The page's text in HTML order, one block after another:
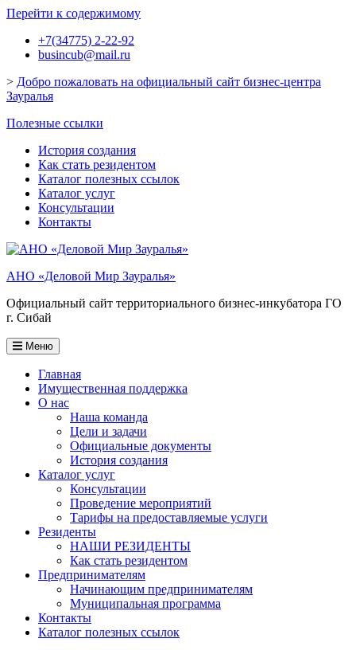
Перейти к содержимому
+7(34775) 2-22-92
busincub@mail.ru
> Добро пожаловать на официальный сайт бизнес-центра
Зауралья
Полезные ссылки
История создания
Как стать резидентом
Каталог полезных ссылок
Каталог услуг
Консультации
Контакты
АНО «Деловой Мир Зауралья»
Официальный сайт территориального бизнес-инкубатора ГО
г. Сибай
Меню
Главная
Имущественная поддержка
О нас
Наша команда
Цели и задачи
Официальные документы
История создания
Каталог услуг
Консультации
Проведение мероприятий
Тарифы на предоставляемые услуги
Резиденты
НАШИ РЕЗИДЕНТЫ
Как стать резидентом
Предпринимателям
Начинающим предпринимателям
Муниципальная программа
Контакты
Каталог полезных ссылок